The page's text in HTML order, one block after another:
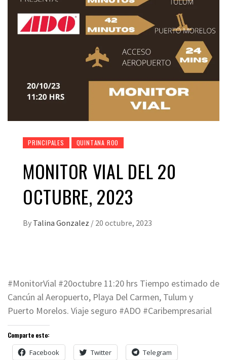
PRINCIPALES QUINTANA ROO
MONITOR VIAL DEL 20
OCTUBRE, 2023
By Talina Gonzalez / 20 octubre, 2023
#MonitorVial #20octubre 11:20 hrs Tiempo estimado de
Cancún al Aeropuerto, Playa Del Carmen, Tulum y
Puerto Morelos. Viaje seguro #ADO #Caribempresarial
Comparte esto:
Facebook Twitter Telegram